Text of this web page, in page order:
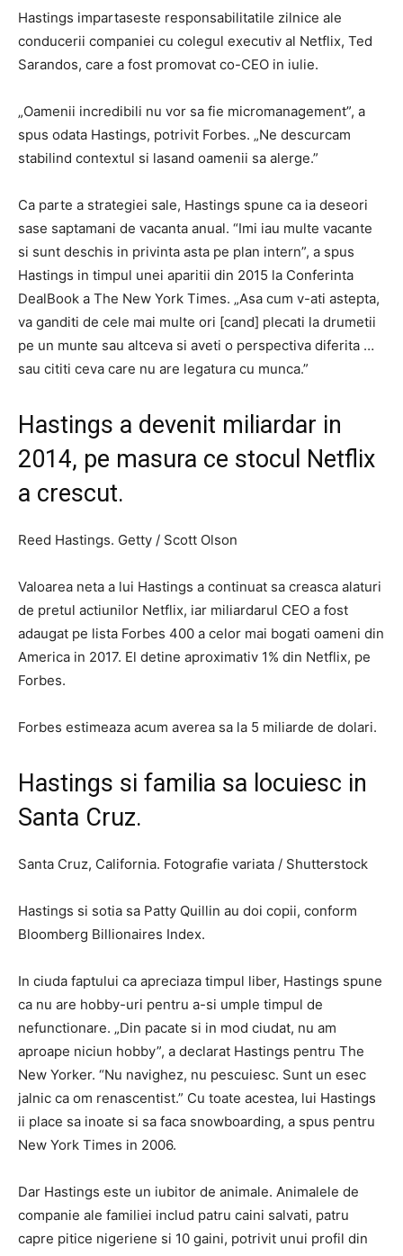
Hastings impartaseste responsabilitatile zilnice ale
conducerii companiei cu colegul executiv al Netflix, Ted
Sarandos, care a fost promovat co-CEO in iulie.
„Oamenii incredibili nu vor sa fie micromanagement”, a
spus odata Hastings, potrivit Forbes. „Ne descurcam
stabilind contextul si lasand oamenii sa alerge.”
Ca parte a strategiei sale, Hastings spune ca ia deseori
sase saptamani de vacanta anual. “Imi iau multe vacante
si sunt deschis in privinta asta pe plan intern”, a spus
Hastings in timpul unei aparitii din 2015 la Conferinta
DealBook a The New York Times. „Asa cum v-ati astepta,
va ganditi de cele mai multe ori [cand] plecati la drumetii
pe un munte sau altceva si aveti o perspectiva diferita …
sau cititi ceva care nu are legatura cu munca.”
Hastings a devenit miliardar in
2014, pe masura ce stocul Netflix
a crescut.
Reed Hastings. Getty / Scott Olson
Valoarea neta a lui Hastings a continuat sa creasca alaturi
de pretul actiunilor Netflix, iar miliardarul CEO a fost
adaugat pe lista Forbes 400 a celor mai bogati oameni din
America in 2017. El detine aproximativ 1% din Netflix, pe
Forbes.
Forbes estimeaza acum averea sa la 5 miliarde de dolari.
Hastings si familia sa locuiesc in
Santa Cruz.
Santa Cruz, California. Fotografie variata / Shutterstock
Hastings si sotia sa Patty Quillin au doi copii, conform
Bloomberg Billionaires Index.
In ciuda faptului ca apreciaza timpul liber, Hastings spune
ca nu are hobby-uri pentru a-si umple timpul de
nefunctionare. „Din pacate si in mod ciudat, nu am
aproape niciun hobby”, a declarat Hastings pentru The
New Yorker. “Nu navighez, nu pescuiesc. Sunt un esec
jalnic ca om renascentist.” Cu toate acestea, lui Hastings
ii place sa inoate si sa faca snowboarding, a spus pentru
New York Times in 2006.
Dar Hastings este un iubitor de animale. Animalele de
companie ale familiei includ patru caini salvati, patru
capre pitice nigeriene si 10 gaini, potrivit unui profil din